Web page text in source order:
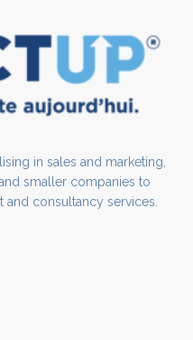
in sales and marketing,
smaller companies to
consultancy services.